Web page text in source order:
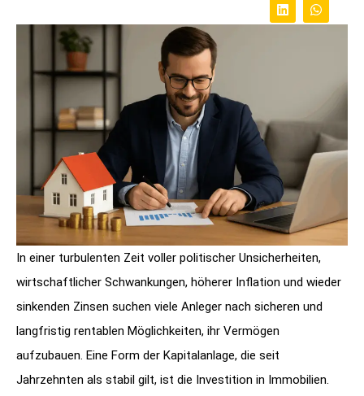
In einer turbulenten Zeit voller politischer Unsicherheiten,
wirtschaftlicher Schwankungen, höherer Inflation und wieder
sinkenden Zinsen suchen viele Anleger nach sicheren und
langfristig rentablen Möglichkeiten, ihr Vermögen
aufzubauen. Eine Form der Kapitalanlage, die seit
Jahrzehnten als stabil gilt, ist die Investition in Immobilien.